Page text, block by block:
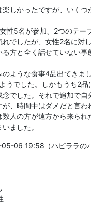
しかったですが、いくつ
性5名が参加、2つのテー
れでしたが、女性2名に対
方と全く話せていない事
のような食事4品出てきま
うでした。しかもうち2
念でした。それで追加で自
が、時間中はダメだと言わ
人の方が遠方から来られ
ました。
06 19:58（ハピララの